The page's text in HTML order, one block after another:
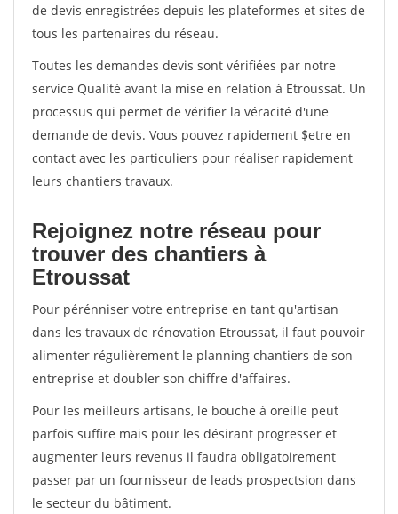
de devis enregistrées depuis les plateformes et sites de
tous les partenaires du réseau.
Toutes les demandes devis sont vérifiées par notre
service Qualité avant la mise en relation à Etroussat. Un
processus qui permet de vérifier la véracité d'une
demande de devis. Vous pouvez rapidement $etre en
contact avec les particuliers pour réaliser rapidement
leurs chantiers travaux.
Rejoignez notre réseau pour
trouver des chantiers à
Etroussat
Pour pérénniser votre entreprise en tant qu'artisan
dans les travaux de rénovation Etroussat, il faut pouvoir
alimenter régulièrement le planning chantiers de son
entreprise et doubler son chiffre d'affaires.
Pour les meilleurs artisans, le bouche à oreille peut
parfois suffire mais pour les désirant progresser et
augmenter leurs revenus il faudra obligatoirement
passer par un fournisseur de leads prospectsion dans
le secteur du bâtiment.